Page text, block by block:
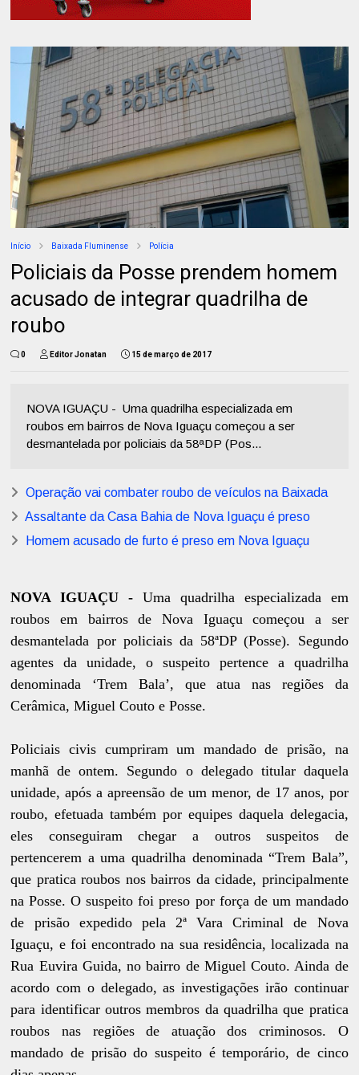
Início Baixada Fluminense Polícia
Policiais da Posse prendem homem
acusado de integrar quadrilha de
roubo
0 Editor Jonatan 15 de março de 2017
NOVA IGUAÇU - Uma quadrilha especializada em
roubos em bairros de Nova Iguaçu começou a ser
desmantelada por policiais da 58ªDP (Pos...
Operação vai combater roubo de veículos na Baixada
Assaltante da Casa Bahia de Nova Iguaçu é preso
Homem acusado de furto é preso em Nova Iguaçu
NOVA IGUAÇU - Uma quadrilha especializada em
roubos em bairros de Nova Iguaçu começou a ser
desmantelada por policiais da 58ªDP (Posse). Segundo
agentes da unidade, o suspeito pertence a quadrilha
denominada ‘Trem Bala’, que atua nas regiões da
Cerâmica, Miguel Couto e Posse.
Policiais civis cumpriram um mandado de prisão, na
manhã de ontem. Segundo o delegado titular daquela
unidade, após a apreensão de um menor, de 17 anos, por
roubo, efetuada também por equipes daquela delegacia,
eles conseguiram chegar a outros suspeitos de
pertencerem a uma quadrilha denominada “Trem Bala”,
que pratica roubos nos bairros da cidade, principalmente
na Posse. O suspeito foi preso por força de um mandado
de prisão expedido pela 2ª Vara Criminal de Nova
Iguaçu, e foi encontrado na sua residência, localizada na
Rua Euvira Guida, no bairro de Miguel Couto. Ainda de
acordo com o delegado, as investigações irão continuar
para identificar outros membros da quadrilha que pratica
roubos nas regiões de atuação dos criminosos. O
mandado de prisão do suspeito é temporário, de cinco